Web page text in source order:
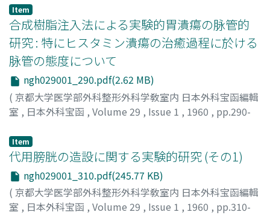
武内, 謙三
Item
合成樹脂注入法による実験的胃潰瘍の脉管的
研究 : 特にヒスタミン潰瘍の治癒過程に於ける
脉管の態度について
ngh029001_290.pdf(2.62 MB)
( 京都大学医学部外科整形外科学敎室内 日本外科宝函編輯
室 , 日本外科宝函 , Volume 29 , Issue 1 , 1960 , pp.290-
片岡, 典正
Item
代用膀胱の造設に関する実験的研究 (その1)
ngh029001_310.pdf(245.77 KB)
( 京都大学医学部外科整形外科学敎室内 日本外科宝函編輯
室 , 日本外科宝函 , Volume 29 , Issue 1 , 1960 , pp.310-